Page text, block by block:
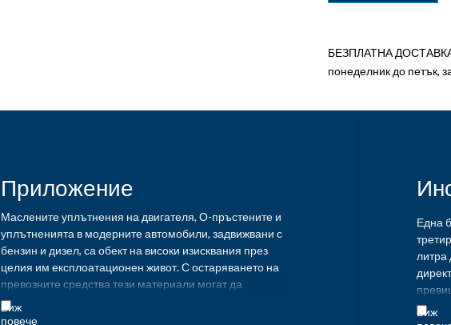
Добавка
БЕЗПЛАТНА ДОСТАВКА
понеделник до петък,
Приложение
Маслените уплътнения на двигателя, О-пръстените и
уплътненията в модерните автомобили, задвижвани с
бензин и дизел, са обект на високи изисквания през
целия им експлоатационен живот. С остаряването на
превозните средства тези материали могат да
„изсъхнат“ и да се свият, което води до течове на
масло, прекомерна консумация на масло и пушене на
Една
литра